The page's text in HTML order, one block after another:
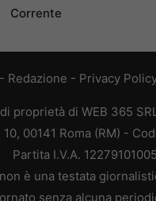
Corrente
- Redazione - Privacy
proprietà di WEB 365
00141 Roma (RM) -
Partita I.V.A. 12279101005
è una testata
senza alcuna